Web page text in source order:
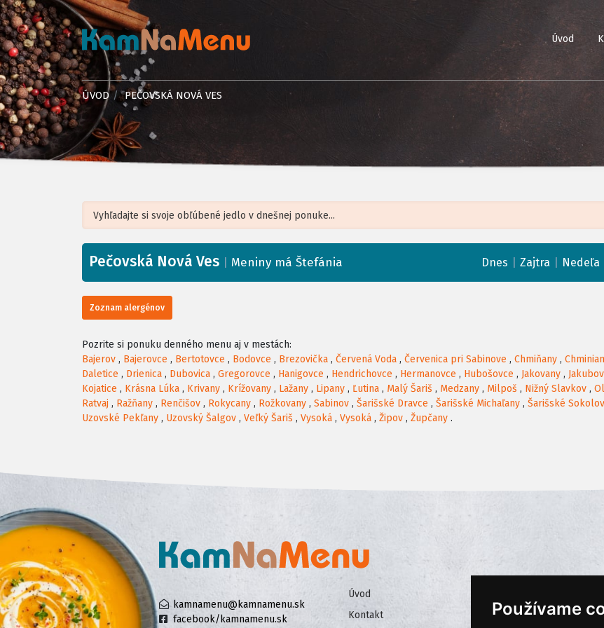
Používame
Úvod
ÚVOD PEČOVSKÁ NOVÁ VES
+
−
Pečovská Nová Ves Meniny má Štefánia Dnes Zajtra Nedeľa
Zoznam alergénov
Pozrite si ponuku denného menu aj v mestách:
Bajerov , Bajerovce , Bertotovce , Bodovce , Brezovička , Červená Voda , Červenica pri Sabinove , Chmiňany ,
Daletice , Drienica , Dubovica , Gregorovce , Hanigovce , Hendrichovce , Hermanovce , Hubošovce , Jakovany ,
Kojatice , Krásna Lúka , Krivany , Krížovany , Lažany , Lipany , Ľutina , Malý Šariš , Medzany , Milpoš , Nižný Slavkov ,
Ratvaj , Ražňany , Renčišov , Rokycany , Rožkovany , Sabinov , Šarišské Dravce , Šarišské Michaľany , Šarišské
Uzovské Pekľany , Uzovský Šalgov , Veľký Šariš , Vysoká , Vysoká , Žipov , Župčany .
kamnamenu@kamnamenu.sk
facebook/kamnamenu.sk
Úvod
Kontakt
Ochrana osobných údajov